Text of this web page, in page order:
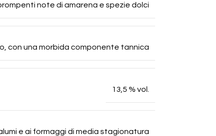
note di amarena e spezie dolci
con una morbida componente tannica
13,5 % vol.
e ai formaggi di media stagionatura